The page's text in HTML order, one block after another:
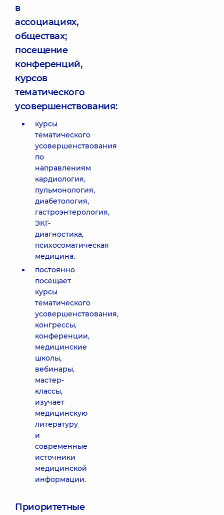
в
ассоциациях,
обществах;
посещение
конференций,
курсов
тематического
усовершенствования:
курсы
тематического
усовершенствования
по
направлениям
кардиология,
пульмонология,
диабетология,
гастроэнтерология,
ЭКГ-
диагностика,
психосоматическая
медицина.
постоянно
посещает
курсы
тематического
усовершенствования,
конгрессы,
конференции,
медицинские
школы,
вебинары,
мастер-
классы,
изучает
медицинскую
литературу
и
современные
источники
медицинской
информации.
Приоритетные